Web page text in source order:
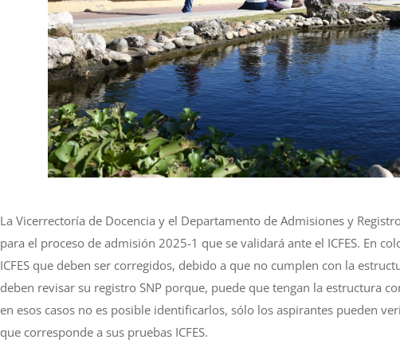
La Vicerrectoría de Docencia y el Departamento de Admisiones y
para el proceso de admisión 2025-1 que se validará ante el ICFES. En
ICFES que deben ser corregidos, debido a que no cumplen con la
deben revisar su registro SNP porque, puede que tengan la estructura
en esos casos no es posible identificarlos, sólo los aspirantes pueden
que corresponde a sus pruebas ICFES.